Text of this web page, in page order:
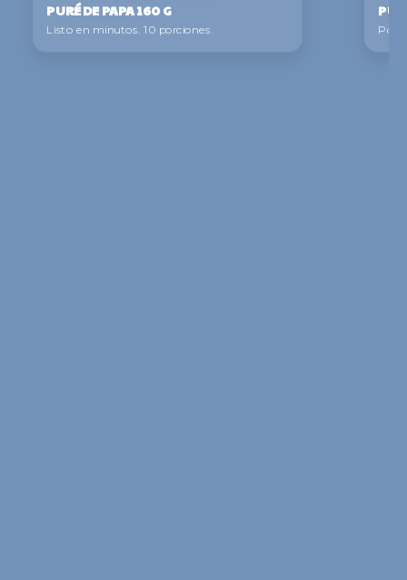
PURÉ DE PAPA 160 G
Listo en minutos. 10 porciones.